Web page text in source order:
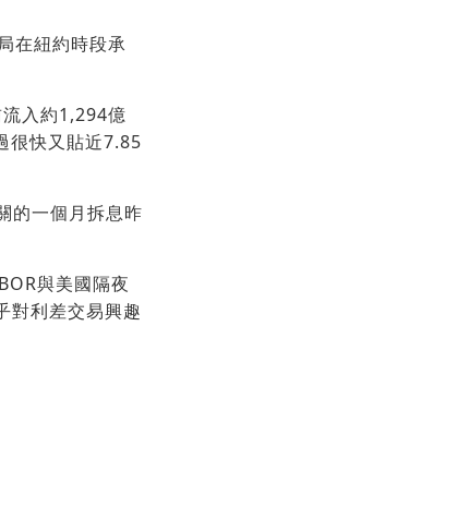
在紐約時段承
入約1,294億
很快又貼近7.85
的一個月拆息昨
與美國隔夜
對利差交易興趣